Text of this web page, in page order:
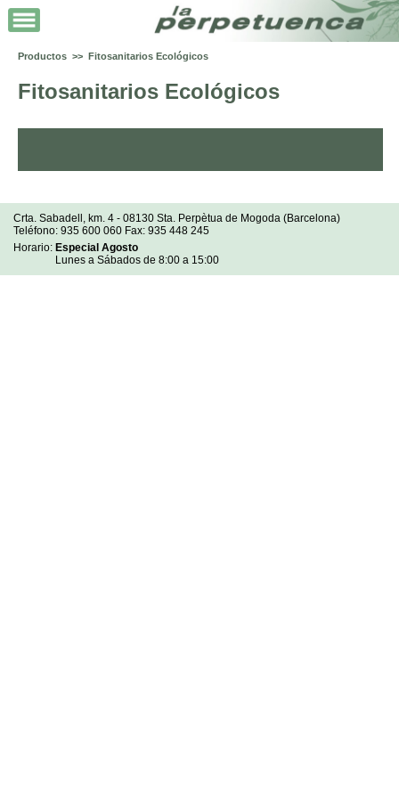
Productos >> Fitosanitarios Ecológicos
Fitosanitarios Ecológicos
Crta. Sabadell, km. 4 - 08130 Sta. Perpètua de Mogoda (Barcelona)
Teléfono: 935 600 060 Fax: 935 448 245
Horario: Especial Agosto
Lunes a Sábados de 8:00 a 15:00